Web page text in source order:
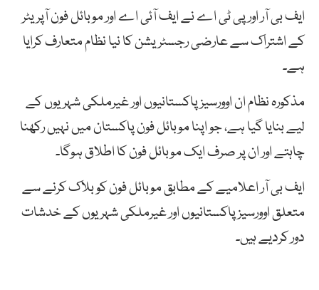
ایف بی آر اور پی ٹی اے نے ایف آئی اے اور موبائل فون آپریٹر
کے اشتراک سے عارضی رجسٹریشن کا نیا نظام متعارف کرایا
ہے۔
مذکورہ نظام ان اوورسیز پاکستانیوں اور غیرملکی شہریوں کے
لیے بنایا گیا ہے، جو اپنا موبائل فون پاکستان میں نہیں رکھنا
چاہتے اور ان پر صرف ایک موبائل فون کا اطلاق ہوگا۔
ایف بی آر اعلامیے کے مطابق موبائل فون کو بلاک کرنے سے
متعلق اوورسیز پاکستانیوں اور غیرملکی شہریوں کے خدشات
دور کردیے ہیں۔